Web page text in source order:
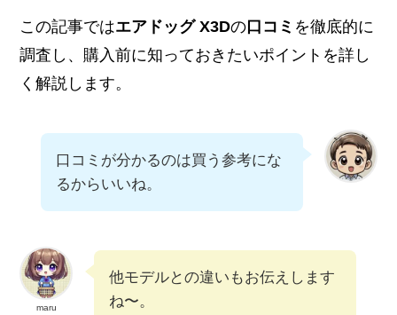
この記事ではエアドッグ X3Dの 口コミ を徹底的に
調査し、購入前に知っておきたいポイントを詳し
く解説します。
口コミが分かるのは買う参考にな
るからいいね。
maru
他モデルとの違いもお伝えします
ね〜。